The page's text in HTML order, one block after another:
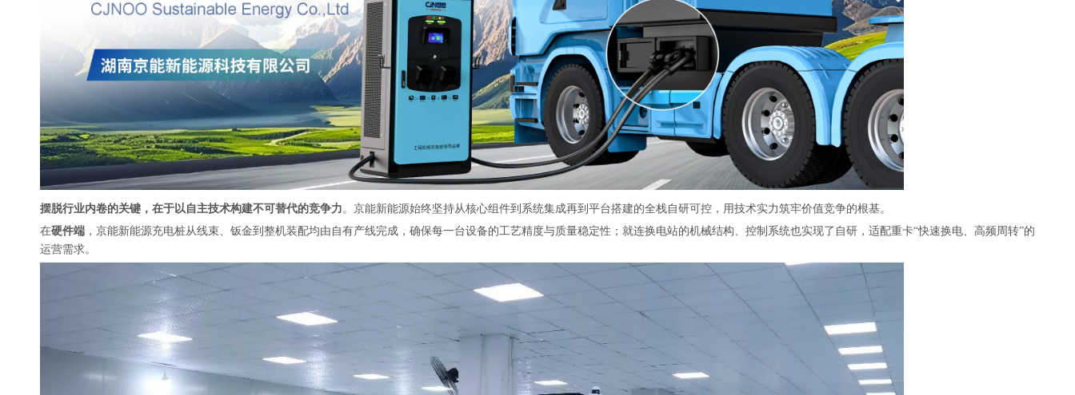
摆脱行业内卷的关键，在于以自主技术构建不可替代的竞争力 。京能新能源始终坚持从核心组件到系统集成再到平台搭建的全栈自研可控，用技术实力筑牢价值竞争的根基。
在硬件端 ，京能新能源充电桩从线束、钣金到整机装配均由自有产线完成，确保每一台设备的工艺精度与质量稳定性；就连换电站的机械结构、控制系统也实现了自研，适配重卡“快速换电、高频周转”的
运营需求。